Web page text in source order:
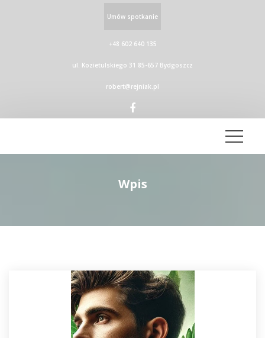
+48 602 640 135
ul. Kozietulskiego 31 85-657 Bydgoszcz
robert@rejniak.pl
Umów spotkanie
Wpi